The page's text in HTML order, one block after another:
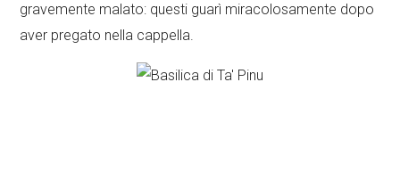
gravemente malato: questi guarì miracolosamente dopo
aver pregato nella cappella.